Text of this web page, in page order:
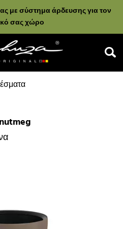
με σύστημα άρδευσης για τον
σας χώρο